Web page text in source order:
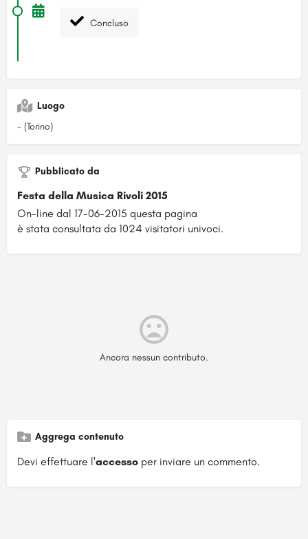
Concluso
Luogo
- (Torino)
Pubblicato da
Festa della Musica Rivoli 2015
On-line dal 17-06-2015 questa pagina
è stata consultata da 1024 visitatori univoci.
Ancora nessun contributo.
Aggrega contenuto
Devi effettuare l'accesso per inviare un commento.